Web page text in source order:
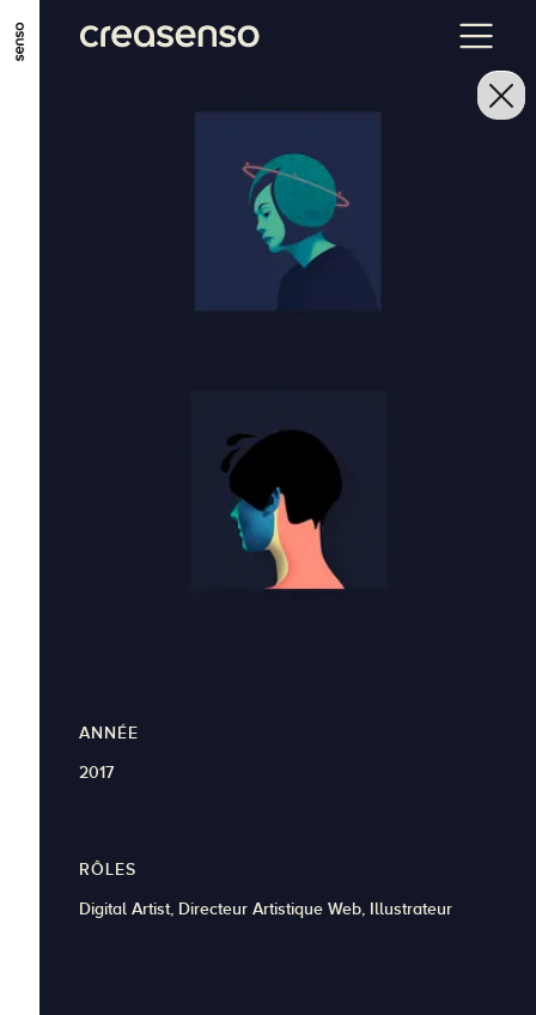
ALLER AU CONTENU PRINCIPAL
ANNÉE
2017
RÔLES
Digital Artist, Directeur Artistique Web, Illustrateur